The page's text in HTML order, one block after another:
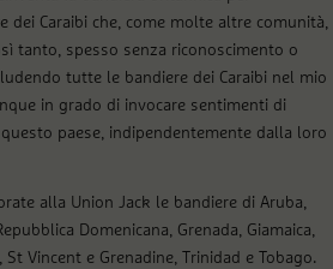
dei Caraibi che, come molte altre comunità,
tanto, spesso senza riconoscimento o
tutte le bandiere dei Caraibi nel mio
in grado di invocare sentimenti di
paese, indipendentemente dalla loro
alla Union Jack le bandiere di Aruba,
Domenicana, Grenada, Giamaica,
St Vincent e Grenadine, Trinidad e Tobago.